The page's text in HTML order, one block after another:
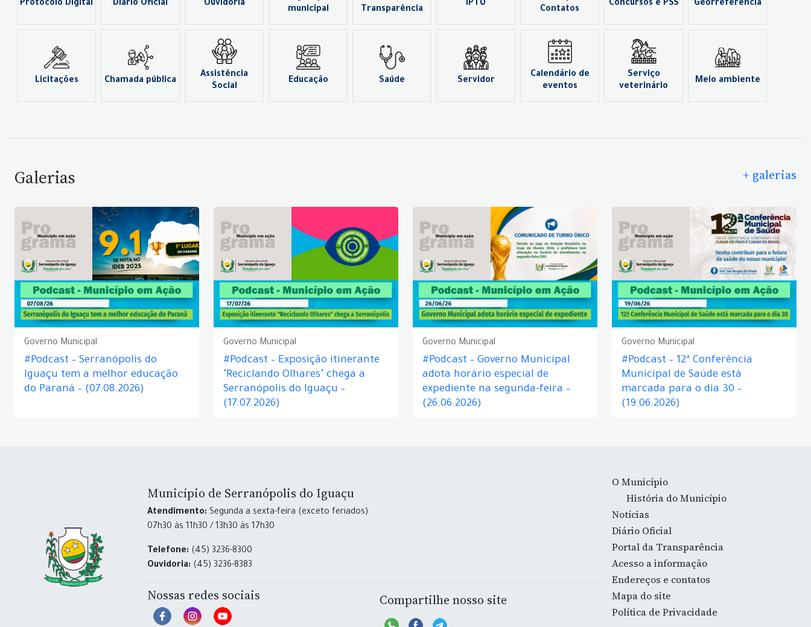
Protocolo Digital Diário Oficial Ouvidoria
municipal
Transparência
IPTU
Contatos
Concursos e PSS Georreferência
Licitações Chamada pública
Assistência
Social
Educação Saúde Servidor
Calendário de
eventos
Serviço
veterinário
Meio ambiente
Galerias + galerias
Governo Municipal
#Podcast – Serranópolis do
Iguaçu tem a melhor educação
do Paraná – (07.08.2026)
Governo Municipal
#Podcast – Exposição itinerante
"Reciclando Olhares" chega a
Serranópolis do Iguaçu –
(17.07.2026)
Governo Municipal
#Podcast – Governo Municipal
adota horário especial de
expediente na segunda-feira –
(26.06.2026)
Governo Municipal
#Podcast – 12ª Conferência
Municipal de Saúde está
marcada para o dia 30 –
(19.06.2026)
Município de Serranópolis do Iguaçu
Atendimento: Segunda a sexta-feira (exceto feriados)
07h30 às 11h30 / 13h30 às 17h30
Telefone: (45) 3236-8300
Ouvidoria: (45) 3236-8383
Nossas redes sociais Compartilhe nosso site
O Município
História do Município
Notícias
Diário Oficial
Portal da Transparência
Acesso a informação
Endereços e contatos
Mapa do site
Política de Privacidade